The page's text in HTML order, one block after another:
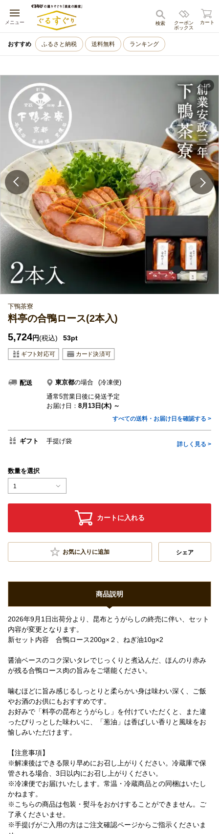
メニュー
キャンセル
クーポン
ボックス
検索 カート
おすすめ ふるさと納税 送料無料 ランキング
1/5
下鴨茶寮
料亭の合鴨ロース(2本入)
5,724円(税込) 53pt
配送 東京都の場合
(冷凍便)
通常5営業日後に発送予定
お届け日： 8月13日(木) ～
すべての送料・お届け日を確認する >
ギフト 手提げ袋 詳しく見る >
数量を選択
1
カートに入れる
お気に入りに追加 シェア
商品説明
2026年9月1日出荷分より、昆布とうがらしの終売に伴い、セット
内容が変更となります。
新セット内容 合鴨ロース200g×２、ねぎ油10g×2
醤油ベースのコク深いタレでじっくりと煮込んだ、ほんのり赤み
が残る合鴨ロース肉の旨みをご堪能ください。
噛むほどに旨み感じるしっとりと柔らかい身は味わい深く、ご飯
やお酒のお供にもおすすめです。
お好みで「料亭の昆布とうがらし」を付けていただくと、また違
ったびりっとした味わいに、「葱油」は香ばしい香りと風味をお
愉しみいただけます。
【注意事項】
※解凍後はできる限り早めにお召し上がりください。冷蔵庫で保
管される場合、3日以内にお召し上がりください。
※冷凍便でお届けいたします。常温・冷蔵商品との同梱はいたし
かねます。
※こちらの商品は包装・熨斗をおかけすることができません。ご
了承くださいませ。
※手提げがご入用の方はご注文確認ページからご指示くださいま